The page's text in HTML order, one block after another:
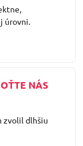
úrovni.
NÁS
zvolil dlhšiu